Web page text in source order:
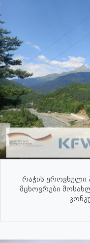
რაჭის ეროვნული
მცხოვრები